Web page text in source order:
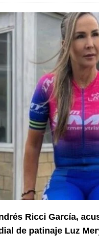
simbolismo y el arte de un
Ricci García,
de patinaje Luz